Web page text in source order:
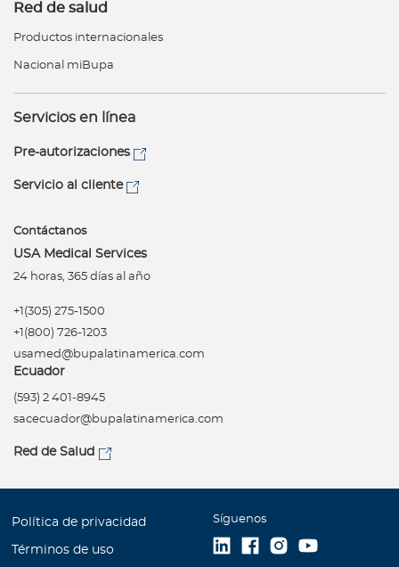
Red de salud
Productos internacionales
Nacional miBupa
Servicios en línea
Pre-autorizaciones
Servicio al cliente
Contáctanos
USA Medical Services
24 horas, 365 días al año
+1(305) 275-1500
+1(800) 726-1203
usamed@bupalatinamerica.com
Ecuador
(593) 2 401-8945
sacecuador@bupalatinamerica.com
Red de Salud
Política de privacidad
Términos de uso
Síguenos